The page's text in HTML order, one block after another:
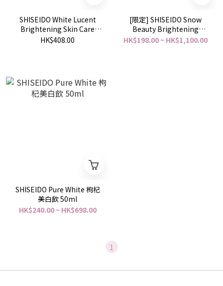
SHISEIDO White Lucent
Brightening Skin Care
Powder N 亮白護膚粉 25g
HK$408.00
[限定] SHISEIDO Snow
Beauty Brightening
Skincare Powder 2023 美
HK$198.00 ~ HK$1,100.00
SHISEIDO Pure White 枸杞
美白飲 50ml
HK$240.00 ~ HK$698.00
1